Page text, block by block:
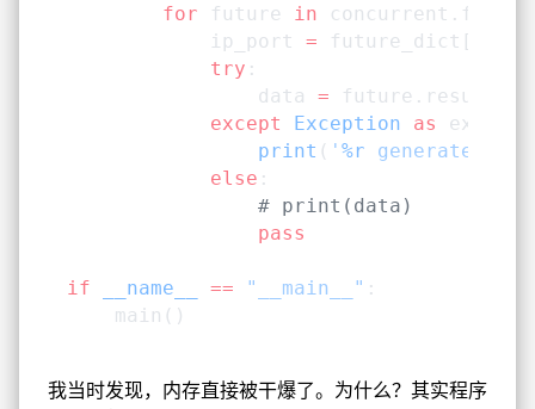
        for
future in
            ip_port
=
            try
:
                data
= future.result()
            except
Exception as
exc:
                print
( ' %r generated
            else
:
                # print(data)
                pass
if __name__ == "__main__" :
    main()
我当时发现，内存直接被干爆了。为什么？其实程序